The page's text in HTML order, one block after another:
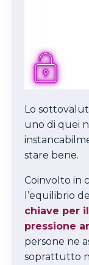
Lo
uno di quei
stare bene.
Coinvolto in
l’equilibrio
chiave per
pressione
persone ne
soprattutto